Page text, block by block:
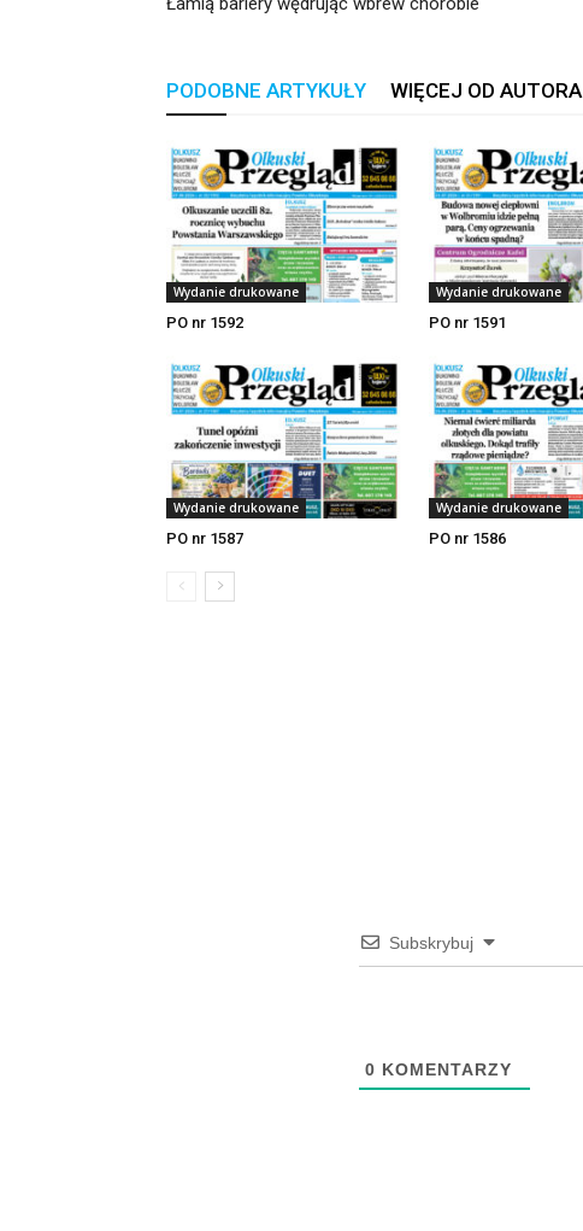
PODOBNE ARTYKUŁY WIĘCEJ OD AUTORA
Wydanie drukowane
PO nr 1592
Wydanie drukowane
PO nr 1591
Wydanie drukowane
PO nr 1587
Wydanie drukowane
PO nr 1586
Subskrybuj
0 KOMENTARZY